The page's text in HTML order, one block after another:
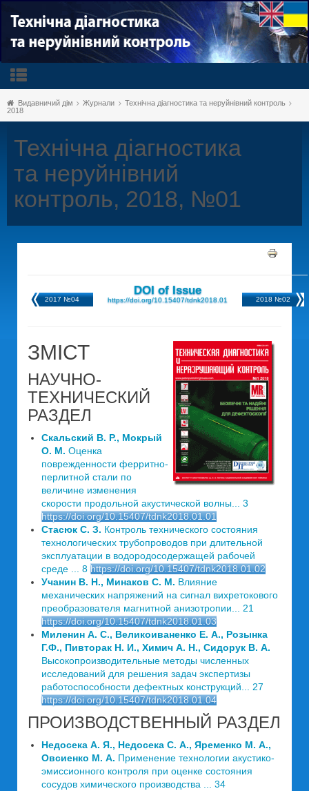
Видавничий дім Журнали
Технічна діагностика та неруйнівний контроль
2018
Технічна діагностика
та неруйнівний
контроль, 2018, №01
2017 №04
DOI of Issue
https://doi.org/10.15407/tdnk2018.01 2018 №02
ЗМІСТ
НАУЧНО-
ТЕХНИЧЕСКИЙ
РАЗДЕЛ
Скальский В. Р., Мокрый
О. М. Оценка
поврежденности ферритно-
перлитной стали по
величине изменения
скорости продольной акустической волны... 3
https://doi.org/10.15407/tdnk2018.01.01
Стасюк С. З. Контроль технического состояния
технологических трубопроводов при длительной
эксплуатации в водородосодержащей рабочей
среде ... 8 https://doi.org/10.15407/tdnk2018.01.02
Учанин В. Н., Минаков С. М. Влияние
механических напряжений на сигнал вихретокового
преобразователя магнитной анизотропии... 21
https://doi.org/10.15407/tdnk2018.01.03
Миленин А. С., Великоиваненко Е. А., Розынка
Г.Ф., Пивторак Н. И., Химич А. Н., Сидорук В. А.
Высокопроизводительные методы численных
исследований для решения задач экспертизы
работоспособности дефектных конструкций... 27
https://doi.org/10.15407/tdnk2018.01.04
ПРОИЗВОДСТВЕННЫЙ РАЗДЕЛ
Недосека А. Я., Недосека С. А., Яременко М. А.,
Овсиенко М. А. Применение технологии акустико-
эмиссионного контроля при оценке состояния
сосудов химического производства ... 34